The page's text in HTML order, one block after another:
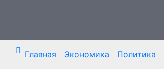
Главная Экономика Политика